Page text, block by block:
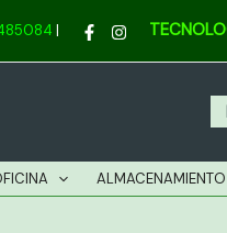
|
ALMACENAMIENTO